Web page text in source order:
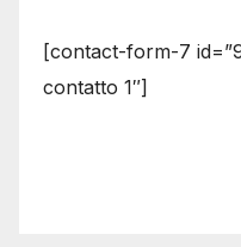
[contact-form-7
contatto 1″]